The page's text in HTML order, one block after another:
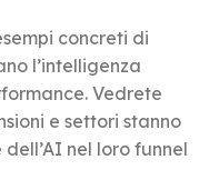
concreti di
l’intelligenza
Vedrete
e settori stanno
nel loro funnel